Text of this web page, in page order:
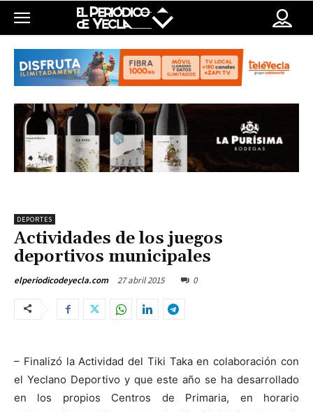
DEPORTES
Actividades de los juegos
deportivos municipales
elperiodicodeyecla.com 27 abril 2015 0
– Finalizó la Actividad del Tiki Taka en colaboración con
el Yeclano Deportivo y que este año se ha desarrollado
en los propios Centros de Primaria, en horario